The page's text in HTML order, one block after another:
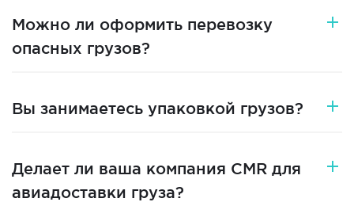
Можно ли оформить перевозку
опасных грузов?
Вы занимаетесь упаковкой грузов?
Делает ли ваша компания CMR для
авиадоставки груза?